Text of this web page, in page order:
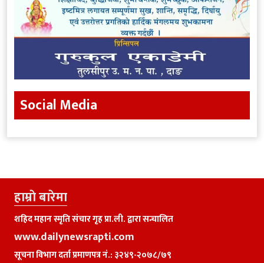
Social Media
हाम्राे बारेमा
शहिद महान स्मृति संचार गृह प्रा.ली. द्वारा सन्चालित
www.dailynewsrapti.com
सूचना विभाग दर्ता प्रमाणपत्र नं.: ३२४९-२०७८/७९